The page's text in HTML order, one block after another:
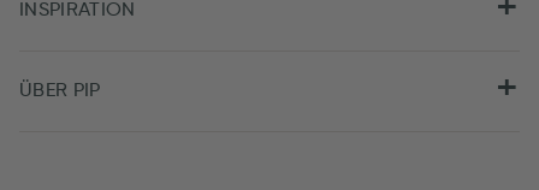
INSPIRATION
ÜBER PIP